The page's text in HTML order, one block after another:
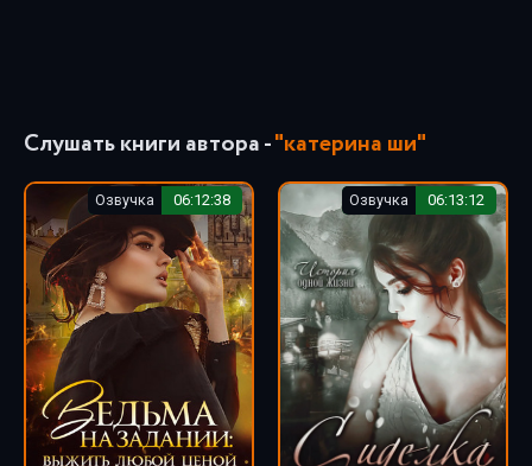
Слушать книги автора -"катерина ши"
Озвучка 06:12:38 Озвучка 06:13:12